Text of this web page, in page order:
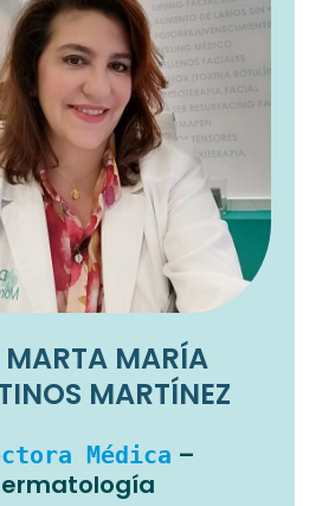
MARTA MARÍA
MARTÍNEZ
Médica –